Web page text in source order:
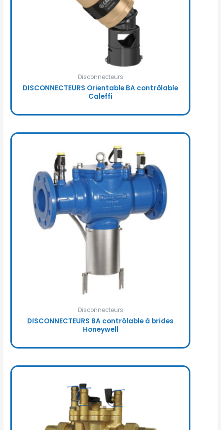
Disconnecteurs
DISCONNECTEURS Orientable BA contrôlable
Caleffi
Disconnecteurs
DISCONNECTEURS BA contrôlable à brides
Honeywell